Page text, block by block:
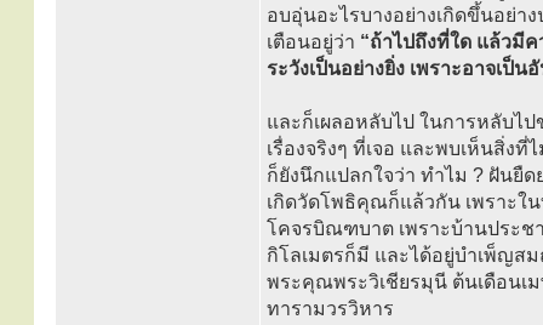
อบอุ่นอะไรบางอย่างเกิดขึ้นอย่า
เตือนอยู่ว่า “ถ้าไปถึงที่ใด แล้วมี
ระวังเป็นอย่างยิ่ง เพราะอาจเป็
และก็เผลอหลับไป ในการหลับไป
เรื่องจริงๆ ที่เจอ และพบเห็นสิ่ง
ก็ยังนึกแปลกใจว่า ทำไม ? ฝันยืด
เกิดวัดโพธิคุณก็แล้วกัน เพราะใ
โคจรบิณฑบาต เพราะบ้านประช
กิโลเมตรก็มี และได้อยู่บำเพ็ญส
พระคุณพระวิเชียรมุนี ต้นเดือนเ
ทารามวรวิหาร